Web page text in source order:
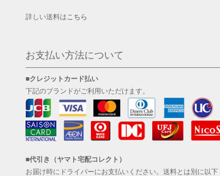
詳しい送料はこちら
お支払い方法について
■クレジットカード払い
下記のブランドがご利用いただけます。
■代引き（ヤマト宅配コレクト）
お届け時にドライバーにお支払いください。送料とは別に以下